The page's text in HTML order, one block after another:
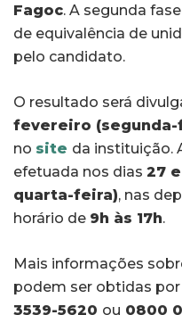
Fagoc. A segunda
de equivalência de
pelo candidato.
O resultado será
fevereiro (segunda-
no site da instituição.
efetuada nos dias 27
quarta-feira), nas
horário de 9h às 17h.
Mais informações
podem ser obtidas
3539-5620 ou 0800